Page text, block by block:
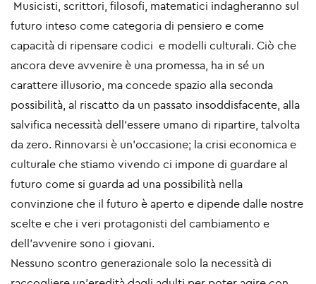
Musicisti, scrittori, filosofi, matematici indagheranno sul
futuro inteso come categoria di pensiero e come
capacità di ripensare codici e modelli culturali. Ciò che
ancora deve avvenire è una promessa, ha in sé un
carattere illusorio, ma concede spazio alla seconda
possibilità, al riscatto da un passato insoddisfacente, alla
salvifica necessità dell'essere umano di ripartire, talvolta
da zero. Rinnovarsi è un’occasione; la crisi economica e
culturale che stiamo vivendo ci impone di guardare al
futuro come si guarda ad una possibilità nella
convinzione che il futuro è aperto e dipende dalle nostre
scelte e che i veri protagonisti del cambiamento e
dell'avvenire sono i giovani.
Nessuno scontro generazionale solo la necessità di